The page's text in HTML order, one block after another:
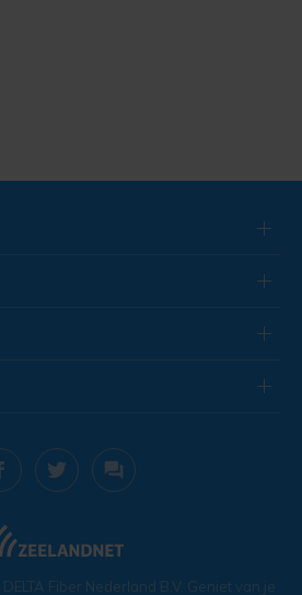
DELTA Fiber Nederland B.V. Geniet van je